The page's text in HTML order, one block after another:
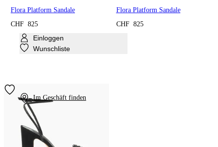
Einloggen
Wunschliste
Im Geschäft finden
Flora Platform Sandale
CHF 825
Flora Platform Sandale
CHF 825